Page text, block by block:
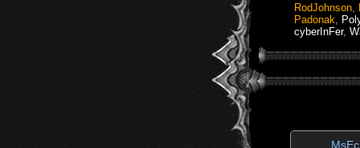
RodJohnson
Padonak
cyberInFer,